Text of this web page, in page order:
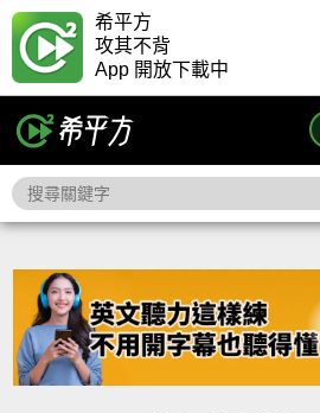
希平方
攻其不背
App 開放下載中